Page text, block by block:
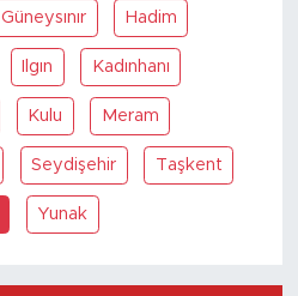
Güneysınır Hadim
Ilgın Kadınhanı
Kulu Meram
Seydişehir Taşkent
Yunak